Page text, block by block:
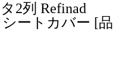
2列 Refinad
シートカバー [品